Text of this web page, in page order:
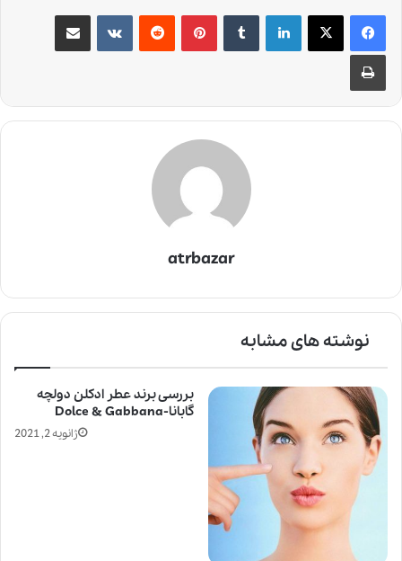
لینکدین ‫تامبلر ‫پین‌ترست‫رددیت ‫VKontakteاشتراک گذاری از طریق ایمیل
چاپ
atrbazar
نوشته های مشابه
بررسی برند عطر ادکلن دولچه
گابانا-Dolce & Gabbana
ژانویه 2, 2021